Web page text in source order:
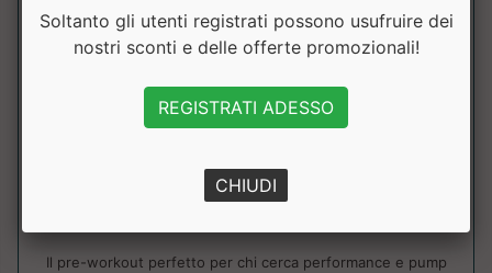
Pre-workout Moonstruck II Zero
Il pre-workout perfetto per chi cerca performance e pump
Soltanto gli utenti registrati possono usufruire dei
nostri sconti e delle offerte promozionali!
REGISTRATI ADESSO
CHIUDI